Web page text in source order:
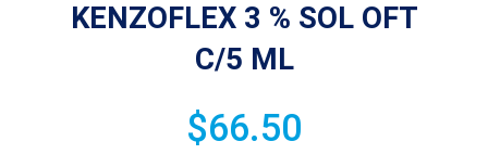
KENZOFLEX 3 % SOL OFT
C/5 ML
$66.50